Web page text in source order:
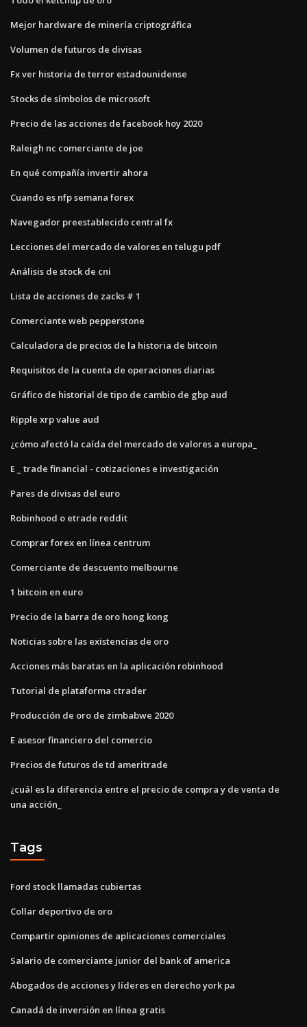
Mejor hardware de minería criptográfica
Volumen de futuros de divisas
Fx ver historia de terror estadounidense
Stocks de símbolos de microsoft
Precio de las acciones de facebook hoy 2020
Raleigh nc comerciante de joe
En qué compañía invertir ahora
Cuando es nfp semana forex
Navegador preestablecido central fx
Lecciones del mercado de valores en telugu pdf
Análisis de stock de cni
Lista de acciones de zacks # 1
Comerciante web pepperstone
Calculadora de precios de la historia de bitcoin
Requisitos de la cuenta de operaciones diarias
Gráfico de historial de tipo de cambio de gbp aud
Ripple xrp value aud
¿cómo afectó la caída del mercado de valores a europa_
E _ trade financial - cotizaciones e investigación
Pares de divisas del euro
Robinhood o etrade reddit
Comprar forex en línea centrum
Comerciante de descuento melbourne
1 bitcoin en euro
Precio de la barra de oro hong kong
Noticias sobre las existencias de oro
Acciones más baratas en la aplicación robinhood
Tutorial de plataforma ctrader
Producción de oro de zimbabwe 2020
E asesor financiero del comercio
Precios de futuros de td ameritrade
¿cuál es la diferencia entre el precio de compra y de venta de
una acción_
Tags
Ford stock llamadas cubiertas
Collar deportivo de oro
Compartir opiniones de aplicaciones comerciales
Salario de comerciante junior del bank of america
Abogados de acciones y líderes en derecho york pa
Canadá de inversión en línea gratis